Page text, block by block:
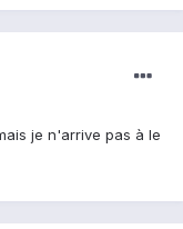
je n'arrive pas à le